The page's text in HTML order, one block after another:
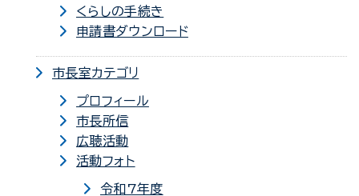
くらしの手続き
申請書ダウンロード
市長室カテゴリ
プロフィール
市長所信
広聴活動
活動フォト
令和7年度